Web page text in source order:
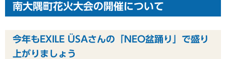
南大隅町花火大会の開催について
今年もEXILE ÜSAさんの「NEO盆踊り」で盛り
上がりましょう